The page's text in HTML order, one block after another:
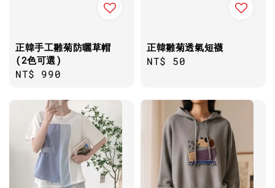
正韓手工雛菊防曬草帽
(2色可選)
Regular
NT$ 990
正韓雛菊透氣短襪
Regular
NT$ 50